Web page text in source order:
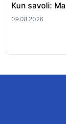
Kun savoli:
09.08.2026